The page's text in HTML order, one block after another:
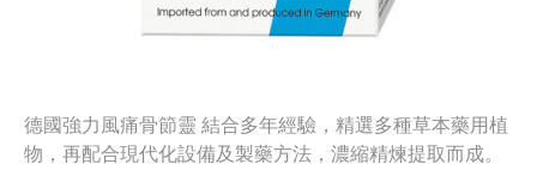
德國強力風痛骨節靈 結合多年經驗，精選多種草本藥用植
物，再配合現代化設備及製藥方法，濃縮精煉提取而成。